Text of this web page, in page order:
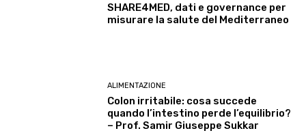
SHARE4MED, dati e governance per
misurare la salute del Mediterraneo
ALIMENTAZIONE
Colon irritabile: cosa succede
quando l’intestino perde l’equilibrio?
– Prof. Samir Giuseppe Sukkar